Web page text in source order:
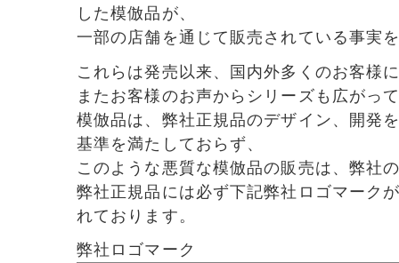
した模倣品が、
一部の店舗を通じて販売されている事実
これらは発売以来、国内外多くのお客様
またお客様のお声からシリーズも広がっ
模倣品は、弊社正規品のデザイン、開発
基準を満たしておらず、
このような悪質な模倣品の販売は、弊社
弊社正規品には必ず下記弊社ロゴマーク
れております。
弊社ロゴマーク